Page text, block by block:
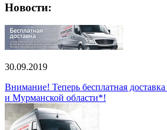
Новости:
30.09.2019
Внимание! Теперь бесплатная
и Мурманской области*!